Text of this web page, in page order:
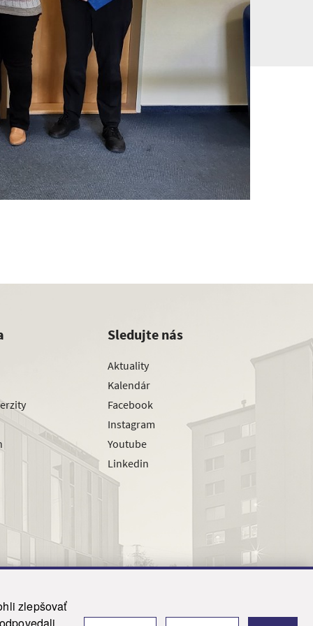
zlepšovať
Sledujte nás
Aktuality
Kalendár
Facebook
Instagram
Youtube
Linkedin